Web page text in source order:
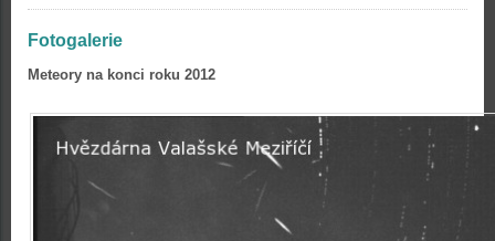
Fotogalerie
Meteory na konci roku 2012